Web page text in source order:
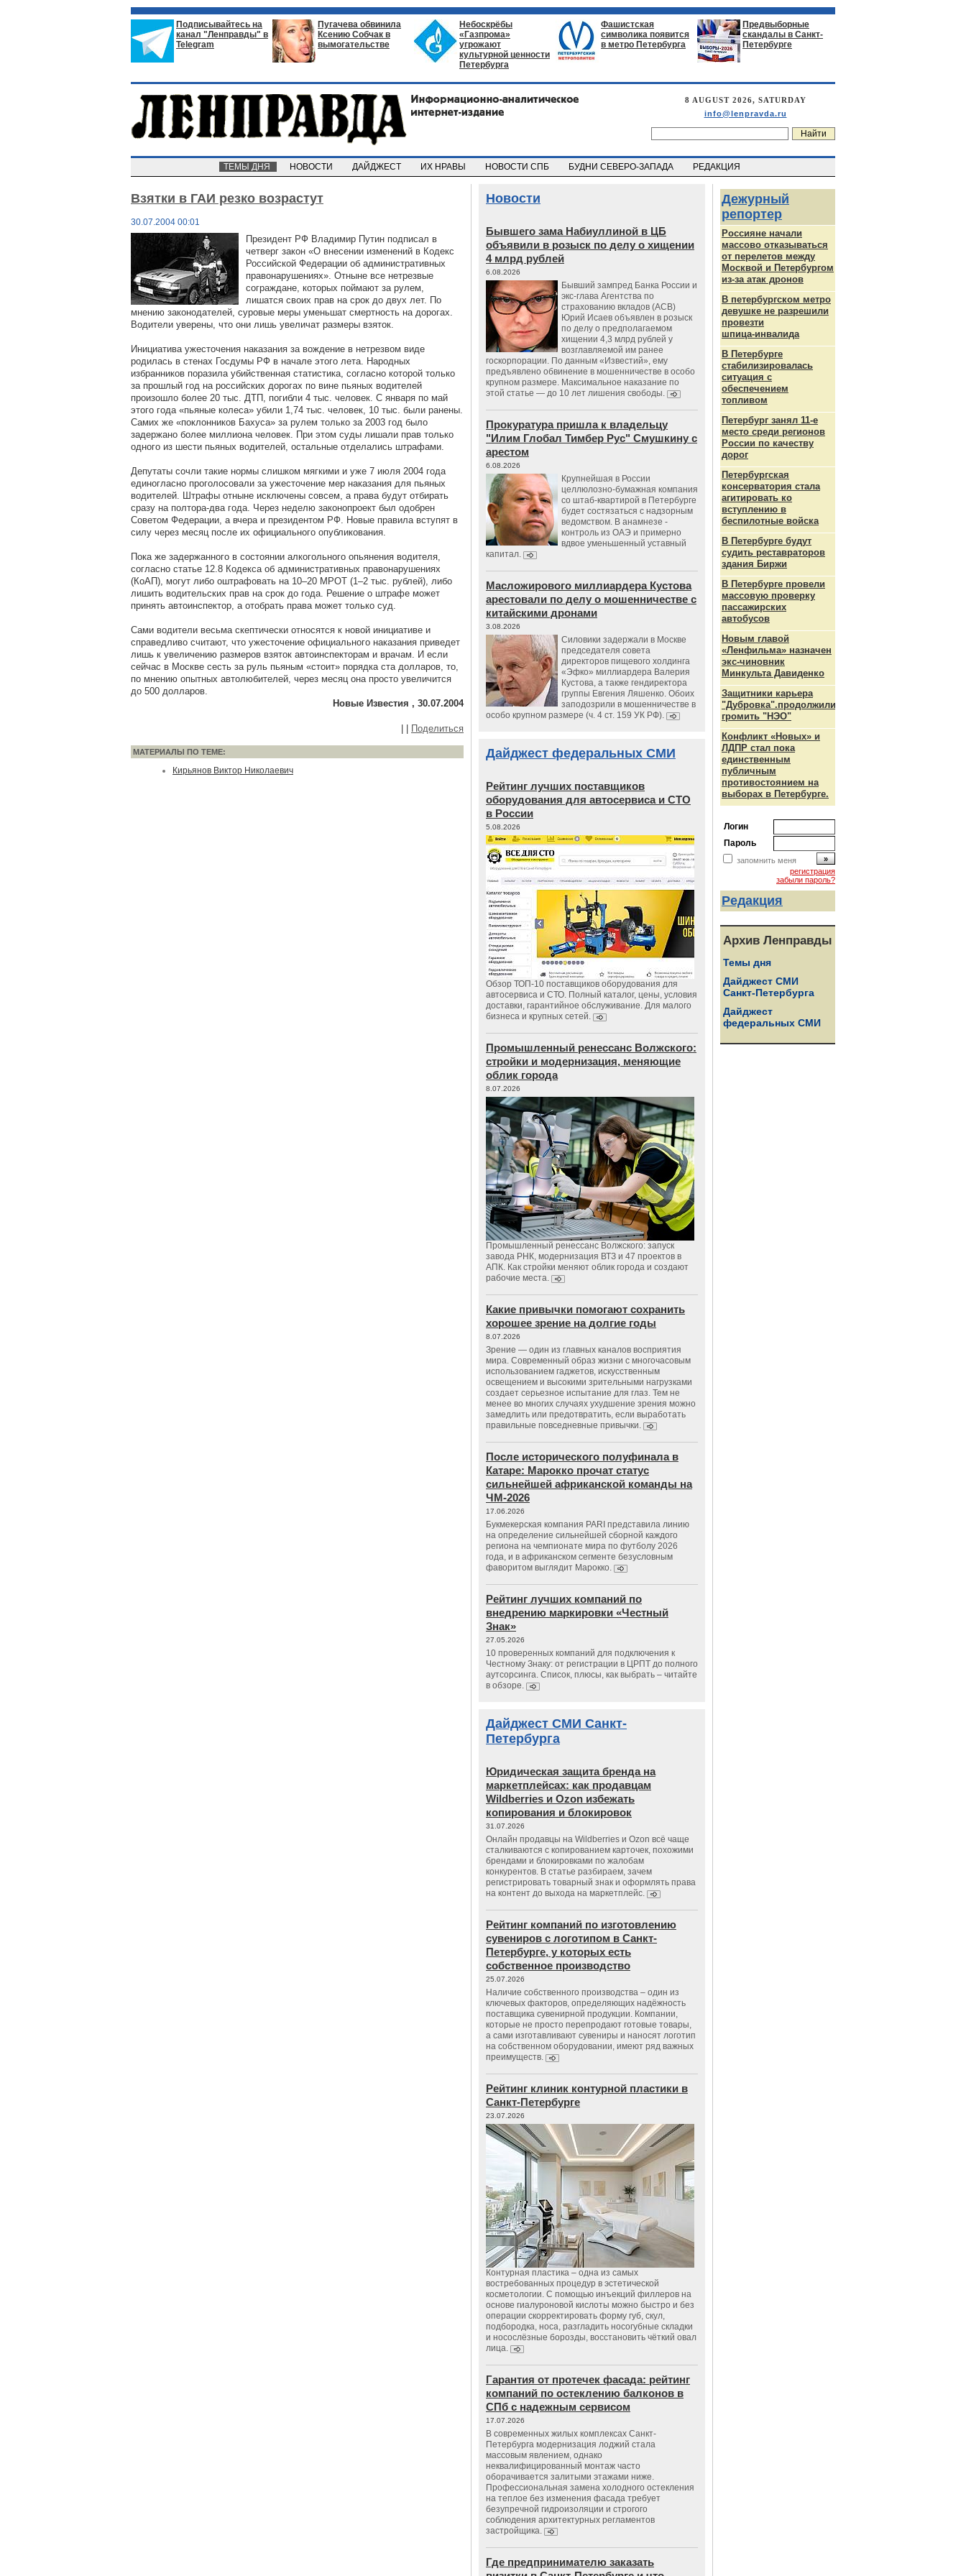
Подписывайтесь на
канал "Ленправды" в
Telegram
Пугачева обвинила
Ксению Собчак в
вымогательстве
Небоскрёбы
«Газпрома»
угрожают
культурной ценности
Петербурга
Фашистская
символика появится
в метро Петербурга
Предвыборные
скандалы в Санкт-
Петербурге
8 AUGUST 2026, SATURDAY
info@lenpravda.ru
ТЕМЫ ДНЯ НОВОСТИ ДАЙДЖЕСТ ИХ НРАВЫ НОВОСТИ СПБ БУДНИ СЕВЕРО-ЗАПАДА РЕДАКЦИЯ
Взятки в ГАИ резко возрастут
30.07.2004 00:01
Президент РФ Владимир Путин подписал в
четверг закон «О внесении изменений в Кодекс
Российской Федерации об административных
правонарушениях». Отныне все нетрезвые
сограждане, которых поймают за рулем,
лишатся своих прав на срок до двух лет. По
мнению законодателей, суровые меры уменьшат смертность на дорогах.
Водители уверены, что они лишь увеличат размеры взяток.
Инициатива ужесточения наказания за вождение в нетрезвом виде
родилась в стенах Госдумы РФ в начале этого лета. Народных
избранников поразила убийственная статистика, согласно которой только
за прошлый год на российских дорогах по вине пьяных водителей
произошло более 20 тыс. ДТП, погибли 4 тыс. человек. С января по май
этого года «пьяные колеса» убили 1,74 тыс. человек, 10 тыс. были ранены.
Самих же «поклонников Бахуса» за рулем только за 2003 год было
задержано более миллиона человек. При этом суды лишали прав только
одного из шести пьяных водителей, остальные отделались штрафами.
Депутаты сочли такие нормы слишком мягкими и уже 7 июля 2004 года
единогласно проголосовали за ужесточение мер наказания для пьяных
водителей. Штрафы отныне исключены совсем, а права будут отбирать
сразу на полтора-два года. Через неделю законопроект был одобрен
Советом Федерации, а вчера и президентом РФ. Новые правила вступят в
силу через месяц после их официального опубликования.
Пока же задержанного в состоянии алкогольного опьянения водителя,
согласно статье 12.8 Кодекса об административных правонарушениях
(КоАП), могут либо оштрафовать на 10–20 МРОТ (1–2 тыс. рублей), либо
лишить водительских прав на срок до года. Решение о штрафе может
принять автоинспектор, а отобрать права может только суд.
Сами водители весьма скептически относятся к новой инициативе и
справедливо считают, что ужесточение официального наказания приведет
лишь к увеличению размеров взяток автоинспекторам и врачам. И если
сейчас в Москве сесть за руль пьяным «стоит» порядка ста долларов, то,
по мнению опытных автолюбителей, через месяц она просто увеличится
до 500 долларов.
Новые Известия , 30.07.2004
Поделиться
МАТЕРИАЛЫ ПО ТЕМЕ:
Кирьянов Виктор Николаевич
Новости
Бывшего зама Набиуллиной в ЦБ
объявили в розыск по делу о хищении
4 млрд рублей
6.08.2026
Бывший зампред Банка России и
экс-глава Агентства по
страхованию вкладов (АСВ)
Юрий Исаев объявлен в розыск
по делу о предполагаемом
хищении 4,3 млрд рублей у
возглавляемой им ранее
госкорпорации. По данным «Известий», ему
предъявлено обвинение в мошенничестве в особо
крупном размере. Максимальное наказание по
этой статье — до 10 лет лишения свободы.
Прокуратура пришла к владельцу
"Илим Глобал Тимбер Рус" Смушкину с
арестом
6.08.2026
Крупнейшая в России
целлюлозно-бумажная компания
со штаб-квартирой в Петербурге
будет состязаться с надзорным
ведомством. В анамнезе -
контроль из ОАЭ и примерно
вдвое уменьшенный уставный
капитал.
Масложирового миллиардера Кустова
арестовали по делу о мошенничестве с
китайскими дронами
3.08.2026
Силовики задержали в Москве
председателя совета
директоров пищевого холдинга
«Эфко» миллиардера Валерия
Кустова, а также гендиректора
группы Евгения Ляшенко. Обоих
заподозрили в мошенничестве в
особо крупном размере (ч. 4 ст. 159 УК РФ).
Дайджест федеральных СМИ
Рейтинг лучших поставщиков
оборудования для автосервиса и СТО
в России
5.08.2026
Обзор ТОП-10 поставщиков оборудования для
автосервиса и СТО. Полный каталог, цены, условия
доставки, гарантийное обслуживание. Для малого
бизнеса и крупных сетей.
Промышленный ренессанс Волжского:
стройки и модернизация, меняющие
облик города
8.07.2026
Промышленный ренессанс Волжского: запуск
завода РНК, модернизация ВТЗ и 47 проектов в
АПК. Как стройки меняют облик города и создают
рабочие места.
Какие привычки помогают сохранить
хорошее зрение на долгие годы
8.07.2026
Зрение — один из главных каналов восприятия
мира. Современный образ жизни с многочасовым
использованием гаджетов, искусственным
освещением и высокими зрительными нагрузками
создает серьезное испытание для глаз. Тем не
менее во многих случаях ухудшение зрения можно
замедлить или предотвратить, если выработать
правильные повседневные привычки.
После исторического полуфинала в
Катаре: Марокко прочат статус
сильнейшей африканской команды на
ЧМ-2026
17.06.2026
Букмекерская компания PARI представила линию
на определение сильнейшей сборной каждого
региона на чемпионате мира по футболу 2026
года, и в африканском сегменте безусловным
фаворитом выглядит Марокко.
Рейтинг лучших компаний по
внедрению маркировки «Честный
Знак»
27.05.2026
10 проверенных компаний для подключения к
Честному Знаку: от регистрации в ЦРПТ до полного
аутсорсинга. Список, плюсы, как выбрать – читайте
в обзоре.
Дайджест СМИ Санкт-
Петербурга
Юридическая защита бренда на
маркетплейсах: как продавцам
Wildberries и Ozon избежать
копирования и блокировок
31.07.2026
Онлайн продавцы на Wildberries и Ozon всё чаще
сталкиваются с копированием карточек, похожими
брендами и блокировками по жалобам
конкурентов. В статье разбираем, зачем
регистрировать товарный знак и оформлять права
на контент до выхода на маркетплейс.
Рейтинг компаний по изготовлению
сувениров с логотипом в Санкт-
Петербурге, у которых есть
собственное производство
25.07.2026
Наличие собственного производства – один из
ключевых факторов, определяющих надёжность
поставщика сувенирной продукции. Компании,
которые не просто перепродают готовые товары,
а сами изготавливают сувениры и наносят логотип
на собственном оборудовании, имеют ряд важных
преимуществ.
Рейтинг клиник контурной пластики в
Санкт-Петербурге
23.07.2026
Контурная пластика – одна из самых
востребованных процедур в эстетической
косметологии. С помощью инъекций филлеров на
основе гиалуроновой кислоты можно быстро и без
операции скорректировать форму губ, скул,
подбородка, носа, разгладить носогубные складки
и носослёзные борозды, восстановить чёткий овал
лица.
Гарантия от протечек фасада: рейтинг
компаний по остеклению балконов в
СПб с надежным сервисом
17.07.2026
В современных жилых комплексах Санкт-
Петербурга модернизация лоджий стала
массовым явлением, однако
неквалифицированный монтаж часто
оборачивается залитыми этажами ниже.
Профессиональная замена холодного остекления
на теплое без изменения фасада требует
безупречной гидроизоляции и строгого
соблюдения архитектурных регламентов
застройщика.
Где предпринимателю заказать
Дежурный
репортер
Россияне начали
массово отказываться
от перелетов между
Москвой и Петербургом
из-за атак дронов
В петербургском метро
девушке не разрешили
провезти
шпица‑инвалида
В Петербурге
стабилизировалась
ситуация с
обеспечением
топливом
Петербург занял 11-е
место среди регионов
России по качеству
дорог
Петербургская
консерватория стала
агитировать ко
вступлению в
беспилотные войска
В Петербурге будут
судить реставраторов
здания Биржи
В Петербурге провели
массовую проверку
пассажирских
автобусов
Новым главой
«Ленфильма» назначен
экс-чиновник
Минкульта Давиденко
Защитники карьера
"Дубровка".продолжили
громить "НЭО"
Конфликт «Новых» и
ЛДПР стал пока
единственным
публичным
противостоянием на
выборах в Петербурге.
Логин
Пароль
запомнить меня
регистрация
забыли пароль?
Редакция
Архив Ленправды
Темы дня
Дайджест СМИ
Санкт-Петербурга
Дайджест
федеральных СМИ